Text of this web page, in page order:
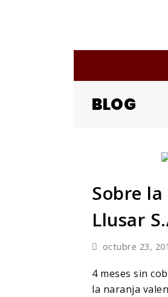
BLOG
Sobre
Llusar
octubre 23,
4 meses sin
la naranja